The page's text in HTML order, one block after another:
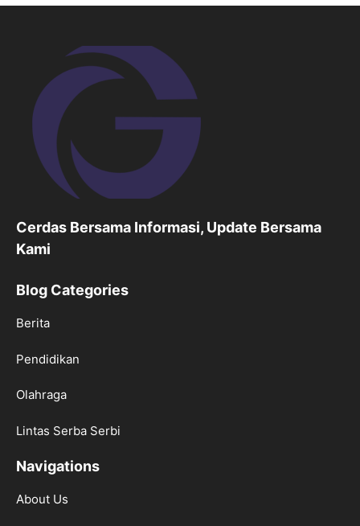
Cerdas Bersama Informasi, Update Bersama
Kami
Blog Categories
Berita
Pendidikan
Olahraga
Lintas Serba Serbi
Navigations
About Us